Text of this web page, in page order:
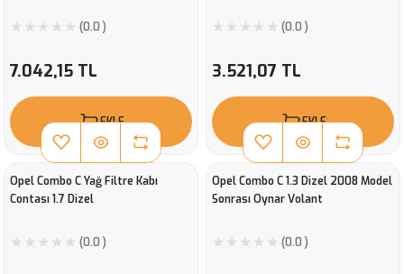
(0.0 )
7.042,15 TL
EKLE
(0.0 )
3.521,07 TL
EKLE
Opel Combo C Yağ Filtre Kabı
Contası 1.7 Dizel
(0.0 )
Opel Combo C 1.3 Dizel 2008 Model
Sonrası Oynar Volant
(0.0 )